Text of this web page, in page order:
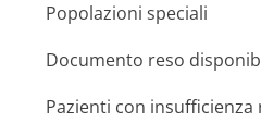
Popolazioni speciali
Documento reso
Pazienti con insufficienza